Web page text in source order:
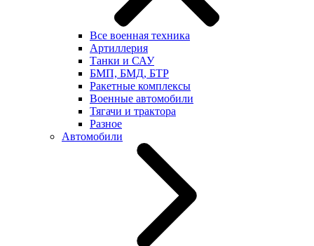
Все военная техника
Артиллерия
Танки и САУ
БМП, БМД, БТР
Ракетные комплексы
Военные автомобили
Тягачи и трактора
Разное
Автомобили